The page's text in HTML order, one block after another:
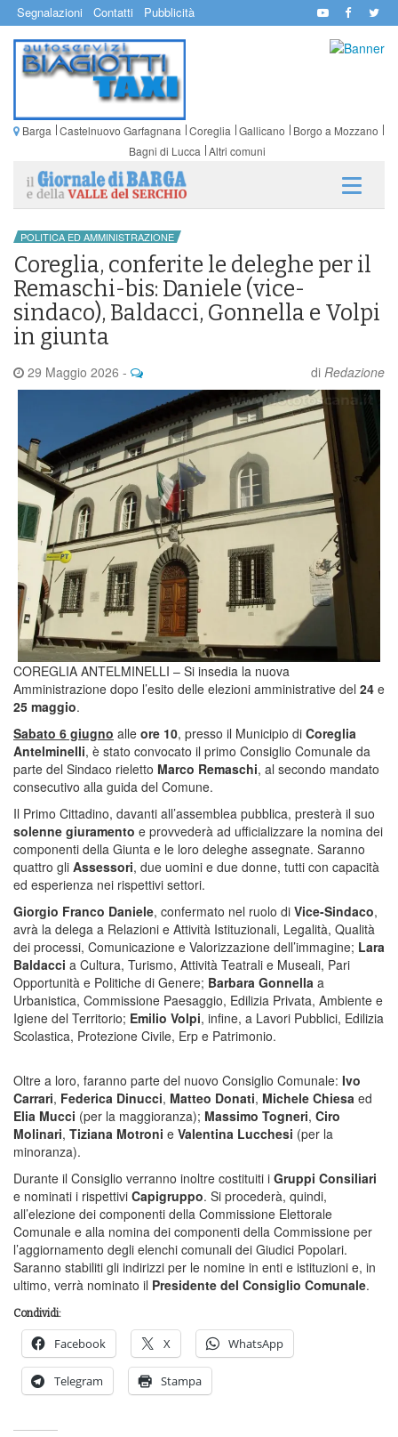
Segnalazioni Contatti Pubblicità
Barga Castelnuovo Garfagnana Coreglia Gallicano
Borgo a Mozzano
Bagni di Lucca Altri comuni
POLITICA ED AMMINISTRAZIONE
Coreglia, conferite le deleghe per il
Remaschi-bis: Daniele (vice-
sindaco), Baldacci, Gonnella e Volpi
in giunta
29 Maggio 2026 - di Redazione
COREGLIA ANTELMINELLI – Si insedia la nuova
Amministrazione dopo l’esito delle elezioni amministrative del 24 e
25 maggio.
Sabato 6 giugno alle ore 10, presso il Municipio di Coreglia
Antelminelli, è stato convocato il primo Consiglio Comunale da
parte del Sindaco rieletto Marco Remaschi, al secondo mandato
consecutivo alla guida del Comune.
Il Primo Cittadino, davanti all’assemblea pubblica, presterà il suo
solenne giuramento e provvederà ad ufficializzare la nomina dei
componenti della Giunta e le loro deleghe assegnate. Saranno
quattro gli Assessori, due uomini e due donne, tutti con capacità
ed esperienza nei rispettivi settori.
Giorgio Franco Daniele, confermato nel ruolo di Vice-Sindaco,
avrà la delega a Relazioni e Attività Istituzionali, Legalità, Qualità
dei processi, Comunicazione e Valorizzazione dell’immagine; Lara
Baldacci a Cultura, Turismo, Attività Teatrali e Museali, Pari
Opportunità e Politiche di Genere; Barbara Gonnella a
Urbanistica, Commissione Paesaggio, Edilizia Privata, Ambiente e
Igiene del Territorio; Emilio Volpi, infine, a Lavori Pubblici, Edilizia
Scolastica, Protezione Civile, Erp e Patrimonio.
Oltre a loro, faranno parte del nuovo Consiglio Comunale: Ivo
Carrari, Federica Dinucci, Matteo Donati, Michele Chiesa ed
Elia Mucci (per la maggioranza); Massimo Togneri, Ciro
Molinari, Tiziana Motroni e Valentina Lucchesi (per la
minoranza).
Durante il Consiglio verranno inoltre costituiti i Gruppi Consiliari
e nominati i rispettivi Capigruppo. Si procederà, quindi,
all’elezione dei componenti della Commissione Elettorale
Comunale e alla nomina dei componenti della Commissione per
l’aggiornamento degli elenchi comunali dei Giudici Popolari.
Saranno stabiliti gli indirizzi per le nomine in enti e istituzioni e, in
ultimo, verrà nominato il Presidente del Consiglio Comunale.
Condividi:
Facebook X WhatsApp
Telegram Stampa